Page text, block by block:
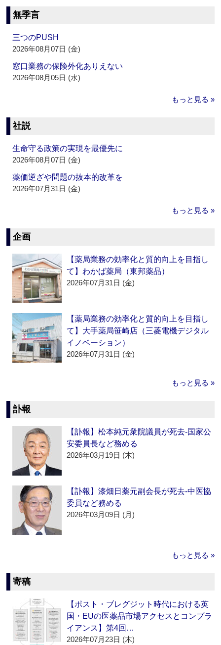
無季言
三つのPUSH
2026年08月07日 (金)
窓口業務の保険外化ありえない
2026年08月05日 (水)
もっと見る »
社説
生命守る政策の実現を最優先に
2026年08月07日 (金)
薬価逆ざや問題の抜本的改革を
2026年07月31日 (金)
もっと見る »
企画
【薬局業務の効率化と質的向上を目指し
て】わかば薬局（東邦薬品）
2026年07月31日 (金)
【薬局業務の効率化と質的向上を目指し
て】大手薬局笹崎店（三菱電機デジタル
イノベーション）
2026年07月31日 (金)
もっと見る »
訃報
【訃報】松本純元衆院議員が死去‐国家公
安委員長など務める
2026年03月19日 (木)
【訃報】漆畑日薬元副会長が死去‐中医協
委員など務める
2026年03月09日 (月)
もっと見る »
寄稿
【ポスト・ブレグジット時代における英
国・EUの医薬品市場アクセスとコンプラ
イアンス】第4回…
2026年07月23日 (木)